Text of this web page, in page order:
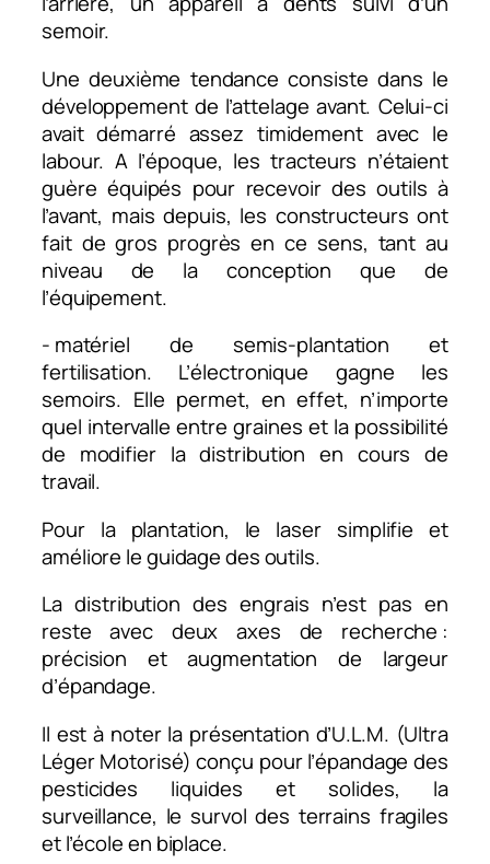
semoir.
Une deuxième tendance consiste dans le
développement de l’attelage avant. Celui-ci
avait démarré assez timidement avec le
labour. A l’époque, les tracteurs n’étaient
guère équipés pour recevoir des outils à
l’avant, mais depuis, les constructeurs ont
fait de gros progrès en ce sens, tant au
niveau de la conception que de
l’équipement.
- matériel de semis-plantation et
fertilisation. L’électronique gagne les
semoirs. Elle permet, en effet, n’importe
quel intervalle entre graines et la possibilité
de modifier la distribution en cours de
travail.
Pour la plantation, le laser simplifie et
améliore le guidage des outils.
La distribution des engrais n’est pas en
reste avec deux axes de recherche :
précision et augmentation de largeur
d’épandage.
Il est à noter la présentation d’U.L.M. (Ultra
Léger Motorisé) conçu pour l’épandage des
pesticides liquides et solides, la
surveillance, le survol des terrains fragiles
et l’école en biplace.